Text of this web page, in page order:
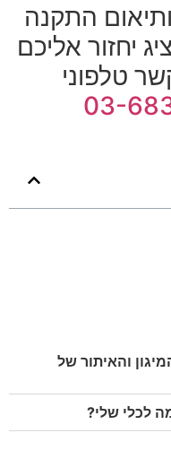
התקנה
יחזור אליכם
טלפוני
03-
והאיתור של
לכלי שלי?